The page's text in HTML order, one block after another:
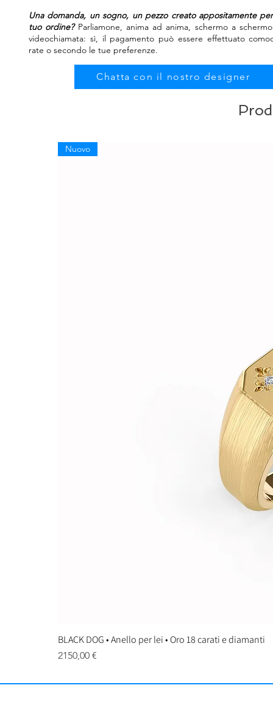
Una domanda, un sogno, un pezzo creato appositamente
tuo ordine?Parliamone, anima ad anima, schermo a
videochiamata: sì, il pagamento può essere effettuato
rate o secondo le tue preferenze.
Chatta con il nostro designer
Nuovo
BLACK DOG • Anello per lei • Oro 18 carati e diamanti
Prezzo
2150,00 €